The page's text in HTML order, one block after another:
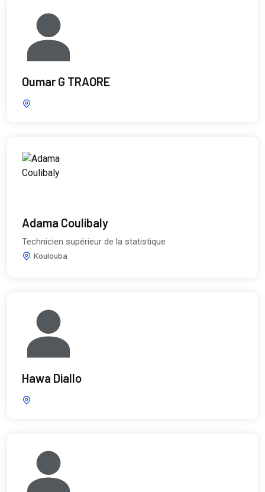
Oumar G TRAORE
Adama Coulibaly
Technicien supérieur de la statistique
Koulouba
Hawa Diallo